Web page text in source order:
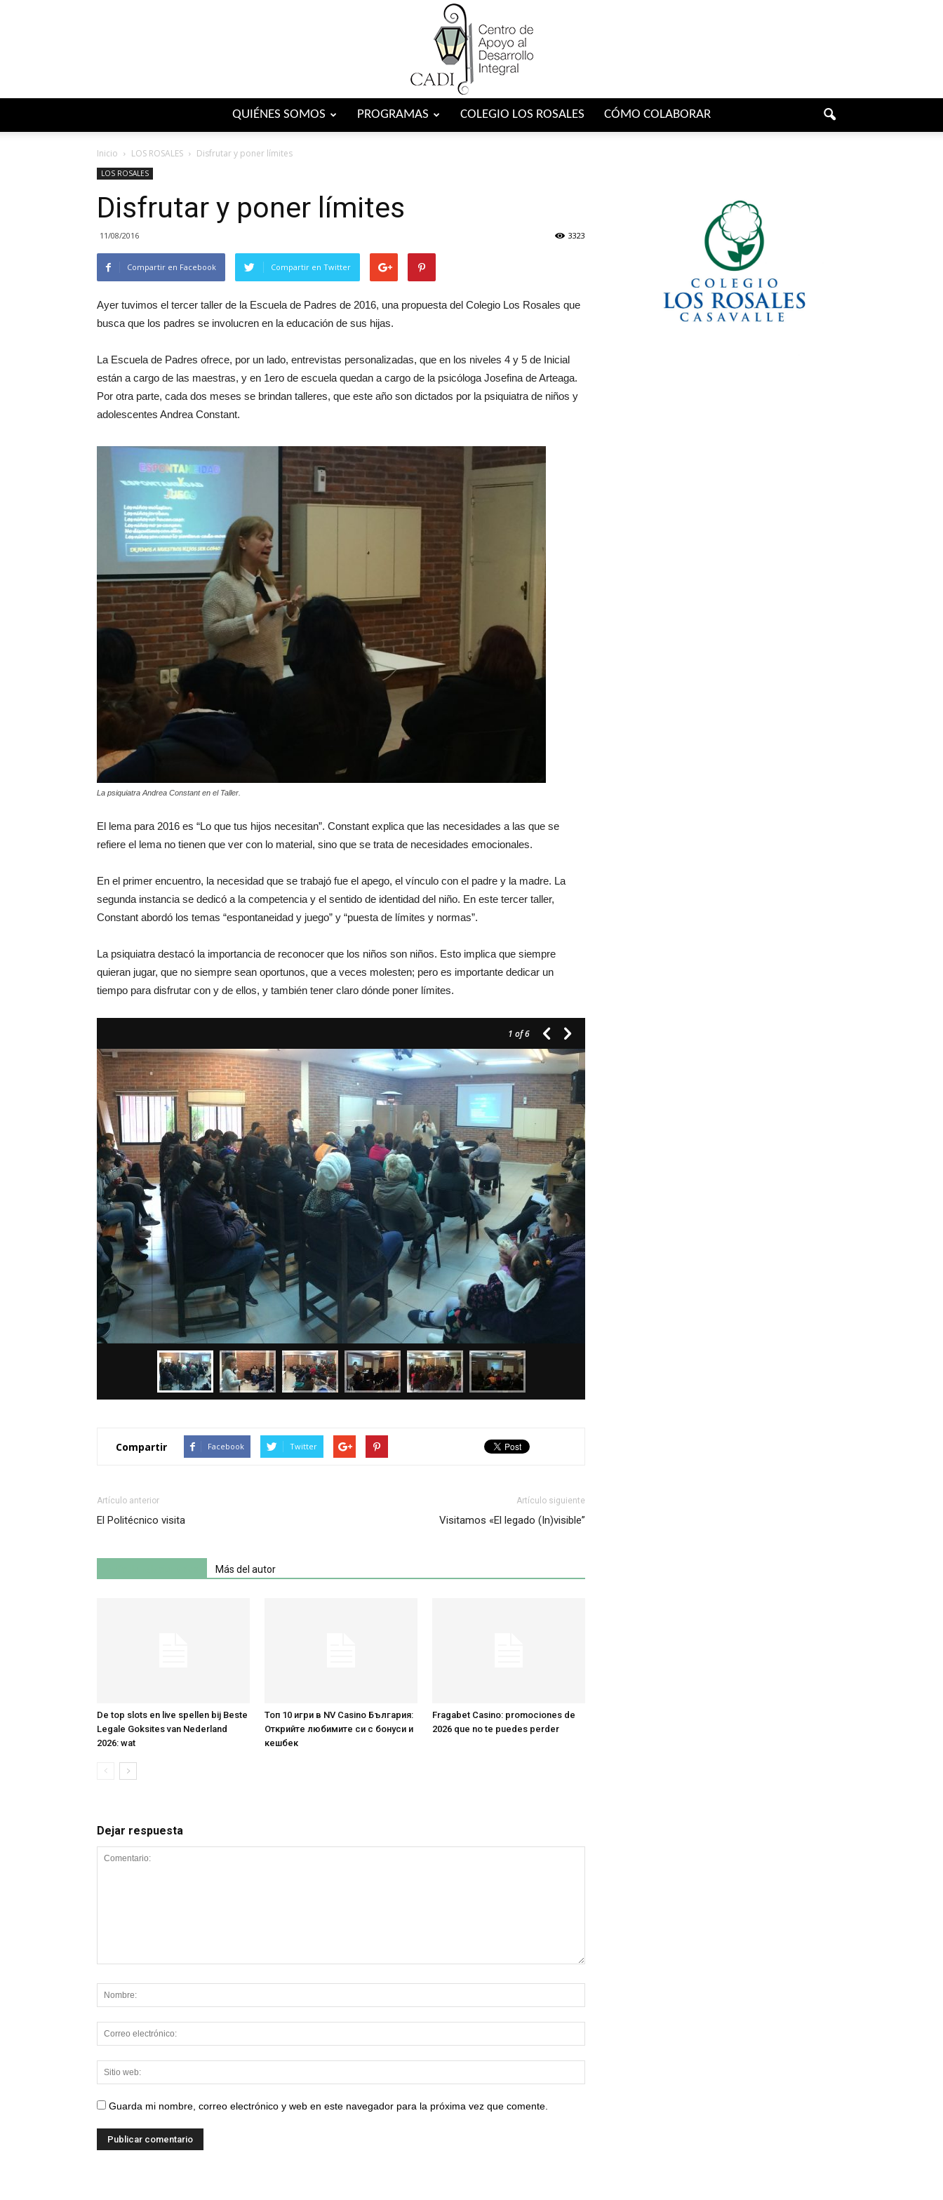
QUIÉNES SOMOS PROGRAMAS COLEGIO LOS ROSALES CÓMO COLABORAR
Inicio LOS ROSALES Disfrutar y poner límites
LOS ROSALES
Disfrutar y poner límites
11/08/2016 3323
Compartir en Facebook Compartir en Twitter
Ayer tuvimos el tercer taller de la Escuela de Padres de 2016, una propuesta del Colegio Los Rosales que
busca que los padres se involucren en la educación de sus hijas.
La Escuela de Padres ofrece, por un lado, entrevistas personalizadas, que en los niveles 4 y 5 de Inicial
están a cargo de las maestras, y en 1ero de escuela quedan a cargo de la psicóloga Josefina de Arteaga.
Por otra parte, cada dos meses se brindan talleres, que este año son dictados por la psiquiatra de niños y
adolescentes Andrea Constant.
La psiquiatra Andrea Constant en el Taller.
El lema para 2016 es “Lo que tus hijos necesitan”. Constant explica que las necesidades a las que se
refiere el lema no tienen que ver con lo material, sino que se trata de necesidades emocionales.
En el primer encuentro, la necesidad que se trabajó fue el apego, el vínculo con el padre y la madre. La
segunda instancia se dedicó a la competencia y el sentido de identidad del niño. En este tercer taller,
Constant abordó los temas “espontaneidad y juego” y “puesta de límites y normas”.
La psiquiatra destacó la importancia de reconocer que los niños son niños. Esto implica que siempre
quieran jugar, que no siempre sean oportunos, que a veces molesten; pero es importante dedicar un
tiempo para disfrutar con y de ellos, y también tener claro dónde poner límites.
1 of 6
Compartir Facebook Twitter
Artículo anterior
El Politécnico visita
Artículo siguiente
Visitamos «El legado (In)visible”
Más del autor
De top slots en live spellen bij Beste
Legale Goksites van Nederland
2026: wat
Топ 10 игри в NV Casino България:
Открийте любимите си с бонуси и
кешбек
Fragabet Casino: promociones de
2026 que no te puedes perder
Dejar respuesta
Guarda mi nombre, correo electrónico y web en este navegador para la próxima vez que comente.